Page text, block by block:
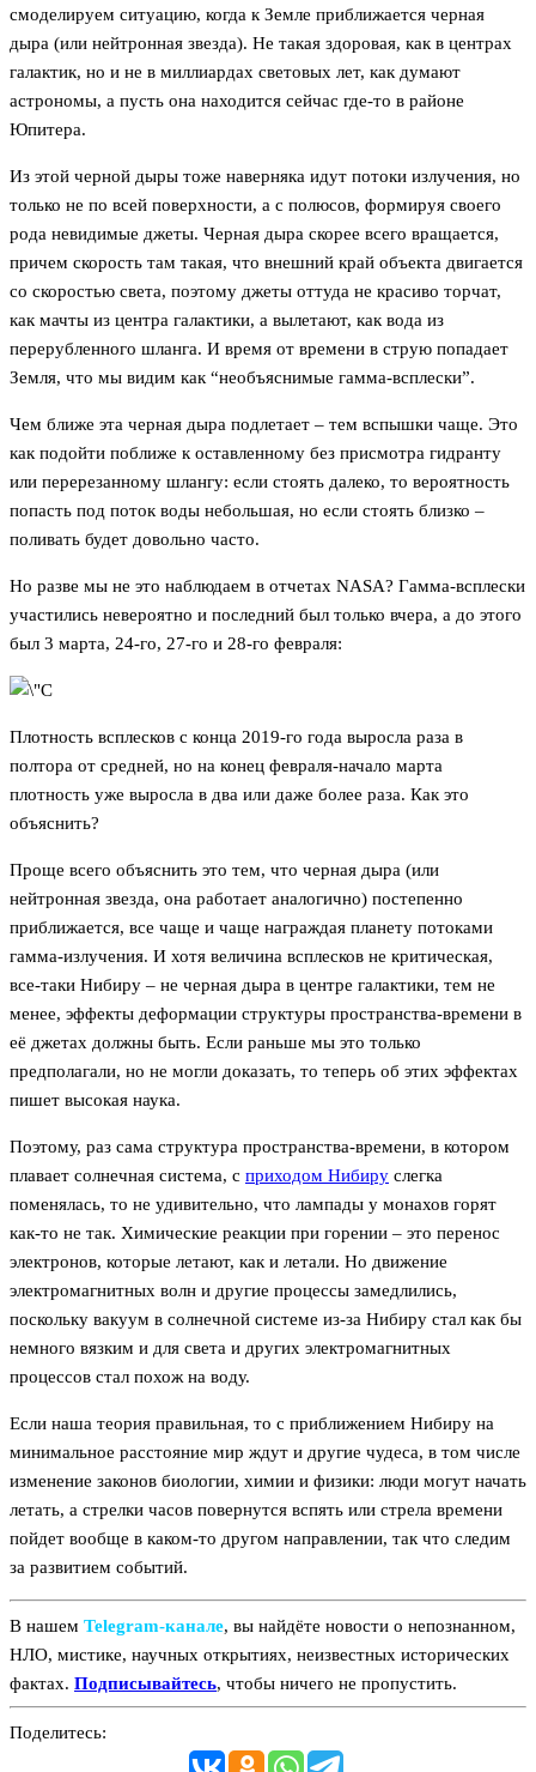
смоделируем ситуацию, когда к Земле приближается черная
дыра (или нейтронная звезда). Не такая здоровая, как в центрах
галактик, но и не в миллиардах световых лет, как думают
астрономы, а пусть она находится сейчас где-то в районе
Юпитера.
Из этой черной дыры тоже наверняка идут потоки излучения, но
только не по всей поверхности, а с полюсов, формируя своего
рода невидимые джеты. Черная дыра скорее всего вращается,
причем скорость там такая, что внешний край объекта двигается
со скоростью света, поэтому джеты оттуда не красиво торчат,
как мачты из центра галактики, а вылетают, как вода из
перерубленного шланга. И время от времени в струю попадает
Земля, что мы видим как “необъяснимые гамма-всплески”.
Чем ближе эта черная дыра подлетает – тем вспышки чаще. Это
как подойти поближе к оставленному без присмотра гидранту
или перерезанному шлангу: если стоять далеко, то вероятность
попасть под поток воды небольшая, но если стоять близко –
поливать будет довольно часто.
Но разве мы не это наблюдаем в отчетах NASA? Гамма-всплески
участились невероятно и последний был только вчера, а до этого
был 3 марта, 24-го, 27-го и 28-го февраля:
Плотность всплесков с конца 2019-го года выросла раза в
полтора от средней, но на конец февраля-начало марта
плотность уже выросла в два или даже более раза. Как это
объяснить?
Проще всего объяснить это тем, что черная дыра (или
нейтронная звезда, она работает аналогично) постепенно
приближается, все чаще и чаще награждая планету потоками
гамма-излучения. И хотя величина всплесков не критическая,
все-таки Нибиру – не черная дыра в центре галактики, тем не
менее, эффекты деформации структуры пространства-времени в
её джетах должны быть. Если раньше мы это только
предполагали, но не могли доказать, то теперь об этих эффектах
пишет высокая наука.
Поэтому, раз сама структура пространства-времени, в котором
плавает солнечная система, с приходом Нибиру слегка
поменялась, то не удивительно, что лампады у монахов горят
как-то не так. Химические реакции при горении – это перенос
электронов, которые летают, как и летали. Но движение
электромагнитных волн и другие процессы замедлились,
поскольку вакуум в солнечной системе из-за Нибиру стал как бы
немного вязким и для света и других электромагнитных
процессов стал похож на воду.
Если наша теория правильная, то с приближением Нибиру на
минимальное расстояние мир ждут и другие чудеса, в том числе
изменение законов биологии, химии и физики: люди могут начать
летать, а стрелки часов повернутся вспять или стрела времени
пойдет вообще в каком-то другом направлении, так что следим
за развитием событий.
В нашем Telegram‑канале, вы найдёте новости о непознанном,
НЛО, мистике, научных открытиях, неизвестных исторических
фактах. Подписывайтесь, чтобы ничего не пропустить.
Поделитесь: